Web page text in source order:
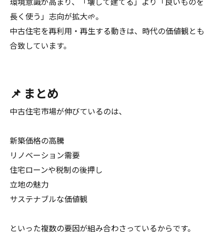
長く使う」志向が拡大🌱。
中古住宅を再利用・再生する動きは、時代の価値観とも
合致しています。
📌 まとめ
中古住宅市場が伸びているのは、
新築価格の高騰
リノベーション需要
住宅ローンや税制の後押し
立地の魅力
サステナブルな価値観
といった複数の要因が組み合わさっているからです。